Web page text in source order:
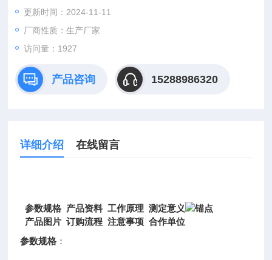
更新时间：2024-11-11
厂商性质：生产厂家
访问量：1927
产品咨询 15288986320
详细介绍 在线留言
参数规格 产品资料 工作原理 测定意义
产品图片 订购流程 注意事项 合作单位
参数规格 ：